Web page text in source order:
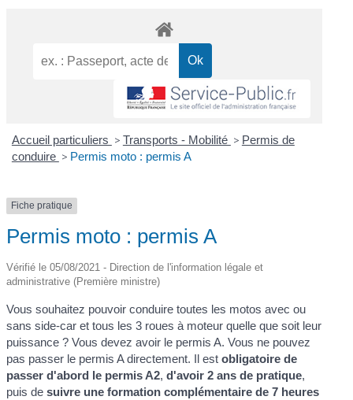
Accueil particuliers > Transports - Mobilité > Permis de
conduire > Permis moto : permis A
Fiche pratique
Permis moto : permis A
Vérifié le 05/08/2021 - Direction de l'information légale et
administrative (Première ministre)
Vous souhaitez pouvoir conduire toutes les motos avec ou
sans side-car et tous les 3 roues à moteur quelle que soit leur
puissance ? Vous devez avoir le permis A. Vous ne pouvez
pas passer le permis A directement. Il estobligatoire de
passer d'abord le permis A2,d'avoir 2 ans de pratique,
puis desuivre une formation complémentaire de 7 heures